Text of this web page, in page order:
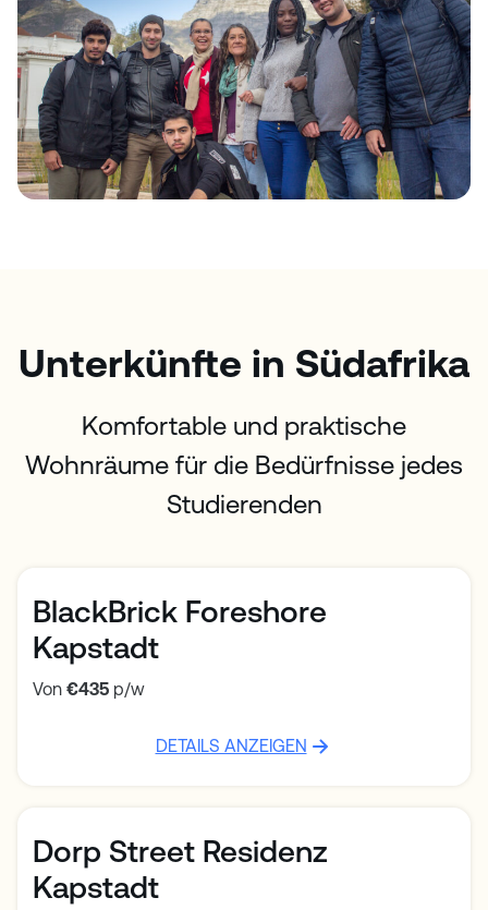
Unterkünfte in Südafrika
Komfortable und praktische
Wohnräume für die Bedürfnisse jedes
Studierenden
BlackBrick Foreshore
Kapstadt
Von €435 p/w
DETAILS ANZEIGEN
Dorp Street Residenz
Kapstadt